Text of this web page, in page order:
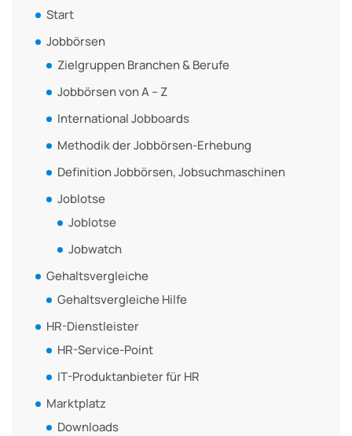
Start
Jobbörsen
Zielgruppen Branchen & Berufe
Jobbörsen von A – Z
International Jobboards
Methodik der Jobbörsen-Erhebung
Definition Jobbörsen, Jobsuchmaschinen
Joblotse
Joblotse
Jobwatch
Gehaltsvergleiche
Gehaltsvergleiche Hilfe
HR-Dienstleister
HR-Service-Point
IT-Produktanbieter für HR
Marktplatz
Downloads